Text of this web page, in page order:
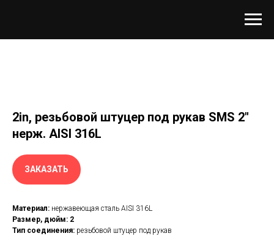
2in, резьбовой штуцер под рукав SMS 2"
нерж. AISI 316L
ЗАКАЗАТЬ
Материал: нержавеющая сталь AISI 316L
Размер, дюйм: 2
Тип соединения: резьбовой штуцер под рукав